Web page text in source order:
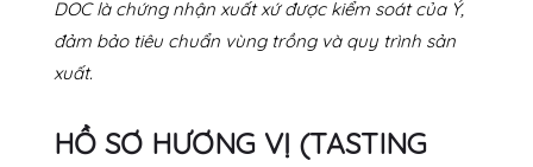
DOC là chứng nhận xuất xứ được kiểm soát của Ý,
đảm bảo tiêu chuẩn vùng trồng và quy trình sản
xuất.
HỒ SƠ HƯƠNG VỊ (TASTING